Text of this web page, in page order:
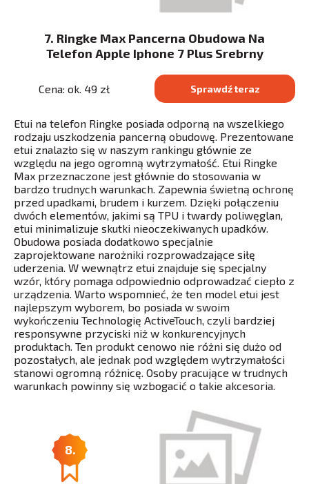
7. Ringke Max Pancerna Obudowa Na
Telefon Apple Iphone 7 Plus Srebrny
Cena: ok. 49 zł Sprawdź teraz
Etui na telefon Ringke posiada odporną na wszelkiego
rodzaju uszkodzenia pancerną obudowę. Prezentowane
etui znalazło się w naszym rankingu głównie ze
względu na jego ogromną wytrzymałość. Etui Ringke
Max przeznaczone jest głównie do stosowania w
bardzo trudnych warunkach. Zapewnia świetną ochronę
przed upadkami, brudem i kurzem. Dzięki połączeniu
dwóch elementów, jakimi są TPU i twardy poliwęglan,
etui minimalizuje skutki nieoczekiwanych upadków.
Obudowa posiada dodatkowo specjalnie
zaprojektowane narożniki rozprowadzające siłę
uderzenia. W wewnątrz etui znajduje się specjalny
wzór, który pomaga odpowiednio odprowadzać ciepło z
urządzenia. Warto wspomnieć, że ten model etui jest
najlepszym wyborem, bo posiada w swoim
wykończeniu Technologię ActiveTouch, czyli bardziej
responsywne przyciski niż w konkurencyjnych
produktach. Ten produkt cenowo nie różni się dużo od
pozostałych, ale jednak pod względem wytrzymałości
stanowi ogromną różnicę. Osoby pracujące w trudnych
warunkach powinny się wzbogacić o takie akcesoria.
8.